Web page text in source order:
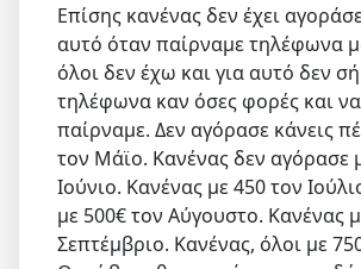
​​​​​​Επίσης κανένας δεν έχει
αυτό όταν παίρναμε τηλέφωνα
όλοι δεν έχω και για αυτό δεν
τηλέφωνα καν όσες φορές και
παίρναμε. Δεν αγόρασε κάνεις
τον Μάϊο. Κανένας δεν αγόρασε
Ιούνιο. Κανένας με 450 τον
με 500€ τον Αύγουστο. Κανένας
Σεπτέμβριο. Κανένας, όλοι με